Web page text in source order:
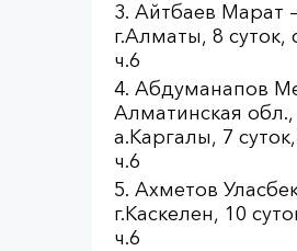
Айтбаев Марат
г.Алматы, 8 суток,
ч.6
Абдуманапов
Алматинская обл.,
а.Каргалы, 7
ч.6
Ахметов
г.Каскелен, 10
ч.6